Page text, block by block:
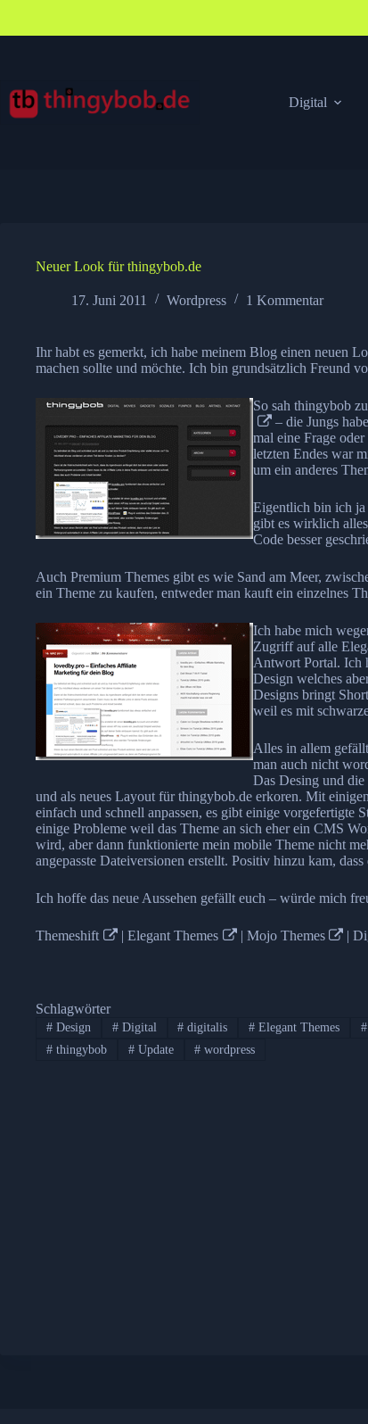
springen
Digital
Neuer Look für thingybob.de
17. Juni 2011 Wordpress 1 Kommentar
Ihr habt es gemerkt, ich habe meinem Blog einen neuen
machen sollte und möchte. Ich bin grundsätzlich Freund
So sah thingybob
– die Jungs
mal eine Frage
letzten Endes war
um ein anderes
Eigentlich bin ich ja
gibt es wirklich
Code besser
Auch Premium Themes gibt es wie Sand am Meer,
ein Theme zu kaufen, entweder man kauft ein einzelnes
Ich habe mich
Zugriff auf alle
Antwort Portal. Ich
Design welches
Designs bringt
weil es mit
Alles in allem
man auch nicht
Das Desing und
und als neues Layout für thingybob.de erkoren. Mit
einfach und schnell anpassen, es gibt einige vorgefertigte
einige Probleme weil das Theme an sich eher ein CMS
wird, aber dann funktionierte mein mobile Theme nicht
angepasste Dateiversionen erstellt. Positiv hinzu kam,
Ich hoffe das neue Aussehen gefällt euch – würde mich
Themeshift | Elegant Themes | Mojo Themes |
Schlagwörter
#Design #Digital # digitalis # Elegant Themes #
#thingybob #Update # wordpress